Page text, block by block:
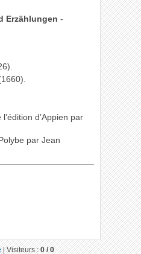
Erzählungen -
d’Appien par
par Jean
|Visiteurs :0 / 0